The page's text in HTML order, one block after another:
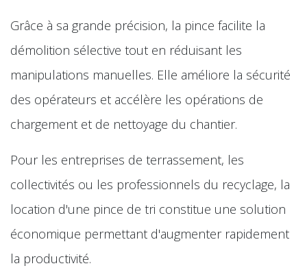
Grâce à sa grande précision, la pince facilite la
démolition sélective tout en réduisant les
manipulations manuelles. Elle améliore la sécurité
des opérateurs et accélère les opérations de
chargement et de nettoyage du chantier.
Pour les entreprises de terrassement, les
collectivités ou les professionnels du recyclage, la
location d'une pince de tri constitue une solution
économique permettant d'augmenter rapidement
la productivité.